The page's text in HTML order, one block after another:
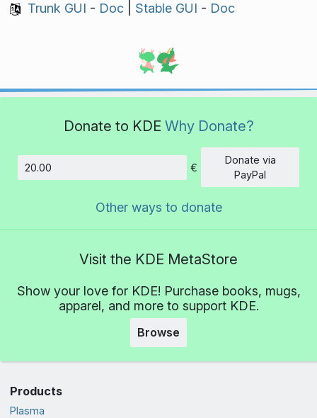
Trunk GUI - Doc| Stable GUI - Doc
Donate to KDE Why Donate?
Amount
€
Donate via
PayPal
Other ways to donate
Visit the KDE MetaStore
Show your love for KDE! Purchase books, mugs,
apparel, and more to support KDE.
Browse
Products
Plasma